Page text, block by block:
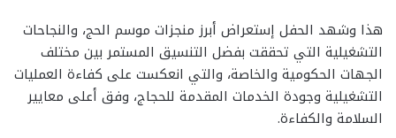
هذا وشهد الحفل إستعراض أبرز منجزات موسم الحج، والنجاحات
التشغيلية التي تحققت بفضل التنسيق المستمر بين مختلف
الجهات الحكومية والخاصة، والتي انعكست على كفاءة العمليات
التشغيلية وجودة الخدمات المقدمة للحجاج، وفق أعلى معايير
السلامة والكفاءة.